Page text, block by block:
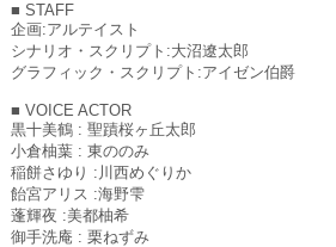
■ STAFF
企画:アルテイスト
シナリオ・スクリプト:大沼遼太郎
グラフィック・スクリプト:アイゼン伯爵
■ VOICE ACTOR
黒十美鶴 : 聖蹟桜ヶ丘太郎
小倉柚葉 : 東ののみ
稲餅さゆり :川西めぐりか
飴宮アリス :海野雫
蓬輝夜 :美都柚希
御手洗庵 : 栗ねずみ